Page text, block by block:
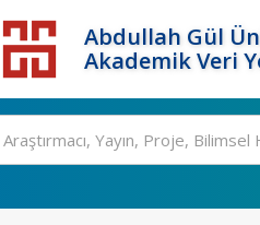
Abdullah Gül
Akademik Veri